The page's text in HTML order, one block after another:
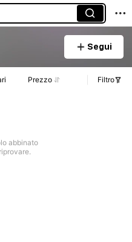
Segui
Prezzo Filtro
abbinato